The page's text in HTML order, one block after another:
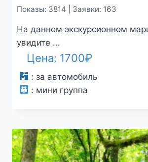
Показы: 3814 | Заявки: 163
На данном экскурсионном
увидите ...
Цена: 1700₽
: за автомобиль
: мини группа